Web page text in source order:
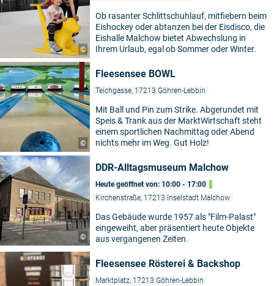
©
Ob rasanter Schlittschuhlauf, mitfiebern beim
Eishockey oder abtanzen bei der Eisdisco, die
Eishalle Malchow bietet Abwechslung in
Ihrem Urlaub, egal ob Sommer oder Winter.
©
Fleesensee BOWL
Teichgasse, 17213 Göhren-Lebbin
Mit Ball und Pin zum Strike. Abgerundet mit
Speis & Trank aus der MarktWirtschaft steht
einem sportlichen Nachmittag oder Abend
nichts mehr im Weg. Gut Holz!
©
DDR-Alltagsmuseum Malchow
Heute geöffnet von: 10:00 - 17:00
Kirchenstraße, 17213 Inselstadt Malchow
Das Gebäude wurde 1957 als "Film-Palast"
eingeweiht, aber präsentiert heute Objekte
aus vergangenen Zeiten.
Fleesensee Rösterei & Backshop
Marktplatz, 17213 Göhren-Lebbin